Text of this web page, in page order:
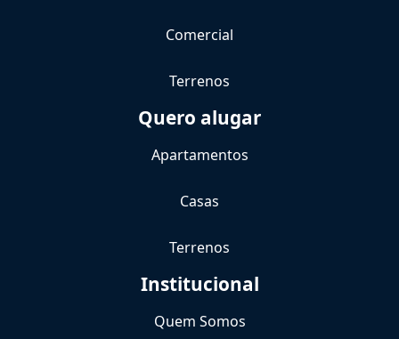
Comercial
Terrenos
Quero alugar
Apartamentos
Casas
Terrenos
Institucional
Quem Somos